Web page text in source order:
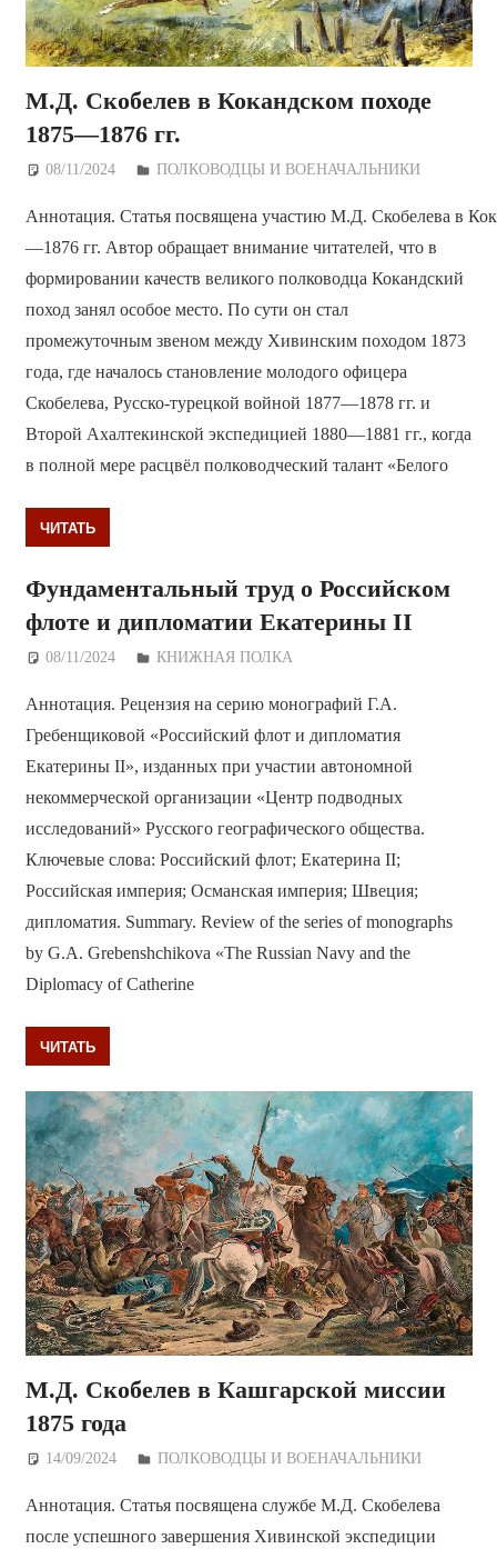
М.Д. Скобелев в Кокандском походе
1875—1876 гг.
08/11/2024 Дежурный по Редакции
ПОЛКОВОДЦЫ И ВОЕНАЧАЛЬНИКИ
Аннотация. Статья посвящена участию М.Д. Скобелева в
—1876 гг. Автор обращает внимание читателей, что в
формировании качеств великого полководца Кокандский
поход занял особое место. По сути он стал
промежуточным звеном между Хивинским походом 1873
года, где началось становление молодого офицера
Скобелева, Русско-турецкой войной 1877—1878 гг. и
Второй Ахалтекинской экспедицией 1880—1881 гг., когда
в полной мере расцвёл полководческий талант «Белого
ЧИТАТЬ
Фундаментальный труд о Российском
флоте и дипломатии Екатерины II
08/11/2024 Дежурный по Редакции
КНИЖНАЯ ПОЛКА
Аннотация. Рецензия на серию монографий Г.А.
Гребенщиковой «Российский флот и дипломатия
Екатерины II», изданных при участии автономной
некоммерческой организации «Центр подводных
исследований» Русского географического общества.
Ключевые слова: Российский флот; Екатерина II;
Российская империя; Османская империя; Швеция;
дипломатия. Summary. Review of the series of monographs
by G.A. Grebenshchikova «The Russian Navy and the
Diplomacy of Catherine
ЧИТАТЬ
М.Д. Скобелев в Кашгарской миссии
1875 года
14/09/2024 Дежурный по Редакции
ПОЛКОВОДЦЫ И ВОЕНАЧАЛЬНИКИ
Аннотация. Статья посвящена службе М.Д. Скобелева
после успешного завершения Хивинской экспедиции